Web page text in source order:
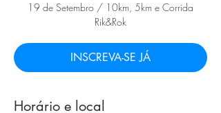
19 de Setembro / 10km, 5km e Corrida
Rik&Rok
INSCREVA-SE JÁ
Horário e local